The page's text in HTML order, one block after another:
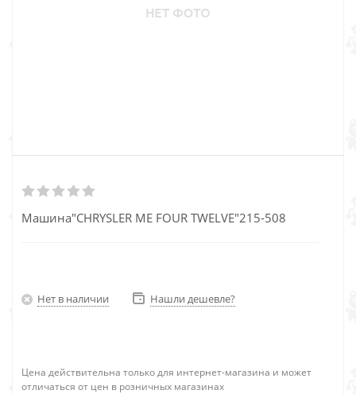
Машина"CHRYSLER ME FOUR TWELVE"215-508
Нет в наличии Нашли дешевле?
Цена действительна только для интернет-магазина и может
отличаться от цен в розничных магазинах